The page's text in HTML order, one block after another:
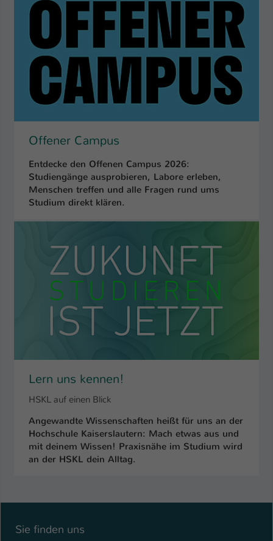
Offener Campus
Entdecke den Offenen Campus 2026:
Studiengänge ausprobieren, Labore erleben,
Menschen treffen und alle Fragen rund ums
Studium direkt klären.
Lern uns kennen!
HSKL auf einen Blick
Angewandte Wissenschaften heißt für uns an der
Hochschule Kaiserslautern: Mach etwas aus und
mit deinem Wissen! Praxisnähe im Studium wird
an der HSKL dein Alltag.
Sie finden uns
be_typo_user
Anbieter TYPO3
Laufzeit 1 Tag
Zweck
Dieser Cookie teilt der Webseite mit, ob
zu verwalten.